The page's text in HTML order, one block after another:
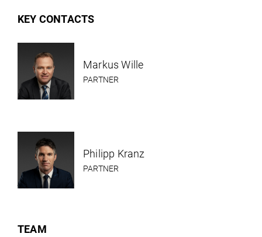
KEY CONTACTS
Markus Wille
PARTNER
Philipp Kranz
PARTNER
TEAM